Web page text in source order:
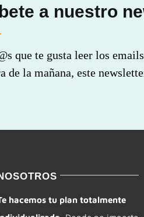
a nuestro
que te gusta leer los
de la mañana, este
hacemos tu plan totalmente